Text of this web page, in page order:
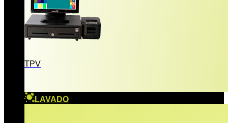
TPV
LAVADO